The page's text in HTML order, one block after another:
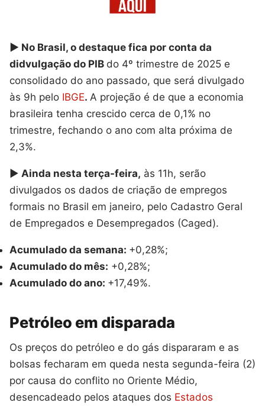
▶️ No Brasil, o destaque fica por conta da
didvulgação do PIB do 4º trimestre de 2025 e
consolidado do ano passado, que será divulgado
às 9h pelo IBGE. A projeção é de que a economia
brasileira tenha crescido cerca de 0,1% no
trimestre, fechando o ano com alta próxima de
2,3%.
▶️ Ainda nesta terça-feira, às 11h, serão
divulgados os dados de criação de empregos
formais no Brasil em janeiro, pelo Cadastro Geral
de Empregados e Desempregados (Caged).
Acumulado da semana: +0,28%;
Acumulado do mês: +0,28%;
Acumulado do ano: +17,49%.
Petróleo em disparada
Os preços do petróleo e do gás dispararam e as
bolsas fecharam em queda nesta segunda-feira (2)
por causa do conflito no Oriente Médio,
desencadeado pelos ataques dos Estados